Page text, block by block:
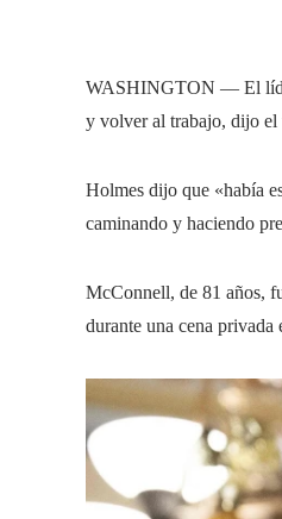
WASHINGTON — El
y volver al trabajo, dijo el
Holmes dijo que «había
caminando y haciendo
McConnell, de 81 años,
durante una cena